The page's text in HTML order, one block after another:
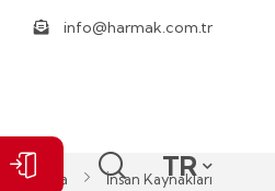
info@harmak.com.tr
TR
Anasayfa İnsan Kaynakları